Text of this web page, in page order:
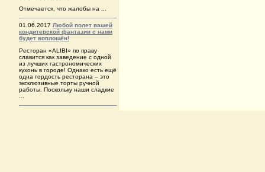
Отмечается, что жалобы на ...
01.06.2017 Любой полет вашей
кондитерской фантазии с нами
будет воплощён!
Ресторан «ALIBI» по праву
славится как заведение с одной
из лучших гастрономических
кухонь в городе! Однако есть ещё
одна гордость ресторана – это
эксклюзивные торты ручной
работы. Поскольку наши сладкие